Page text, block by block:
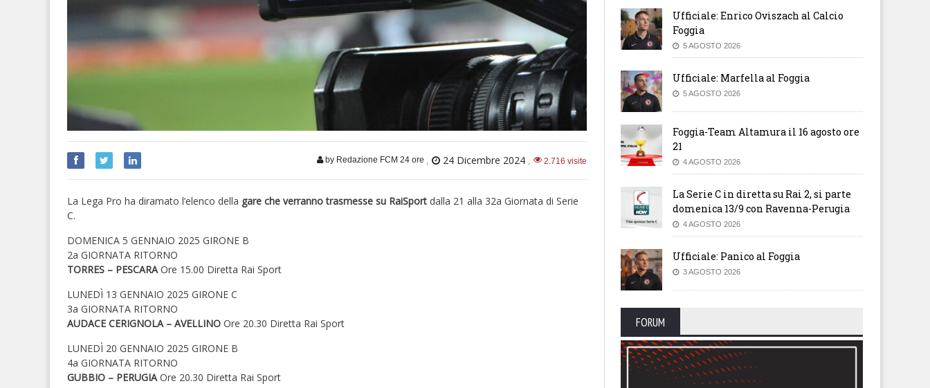
by Redazione FCM 24 ore , 24 Dicembre 2024 , 2.716 visite
La Lega Pro ha diramato l’elenco della gare che verranno trasmesse su RaiSport dalla 21 alla 32a Giornata di Serie
C.
DOMENICA 5 GENNAIO 2025 GIRONE B
2a GIORNATA RITORNO
TORRES – PESCARAOre 15.00 Diretta Rai Sport
LUNEDÌ 13 GENNAIO 2025 GIRONE C
3a GIORNATA RITORNO
AUDACE CERIGNOLA – AVELLINO Ore 20.30 Diretta Rai Sport
LUNEDÌ 20 GENNAIO 2025 GIRONE B
4a GIORNATA RITORNO
GUBBIO – PERUGIAOre 20.30 Diretta Rai Sport
Ufficiale: Enrico Oviszach al Calcio
Foggia
5 AGOSTO 2026
Ufficiale: Marfella al Foggia
5 AGOSTO 2026
Foggia-Team Altamura il 16 agosto ore
21
4 AGOSTO 2026
La Serie C in diretta su Rai 2, si parte
domenica 13/9 con Ravenna-Perugia
4 AGOSTO 2026
Ufficiale: Panico al Foggia
3 AGOSTO 2026
FORUM